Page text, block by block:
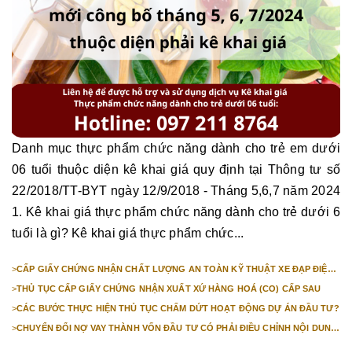
Danh mục thực phẩm chức năng dành cho trẻ em dưới
06 tuổi thuộc diện kê khai giá quy định tại Thông tư số
22/2018/TT-BYT ngày 12/9/2018 - Tháng 5,6,7 năm 2024
1. Kê khai giá thực phẩm chức năng dành cho trẻ dưới 6
tuổi là gì? Kê khai giá thực phẩm chức...
>CẤP GIẤY CHỨNG NHẬN CHẤT LƯỢNG AN TOÀN KỸ THUẬT XE ĐẠP ĐIỆN
>THỦ TỤC CẤP GIẤY CHỨNG NHẬN XUẤT XỨ HÀNG HOÁ (CO) CẤP SAU
>CÁC BƯỚC THỰC HIỆN THỦ TỤC CHẤM DỨT HOẠT ĐỘNG DỰ ÁN ĐẦU TƯ?
>CHUYỂN ĐỔI NỢ VAY THÀNH VỐN ĐẦU TƯ CÓ PHẢI ĐIỀU CHỈNH NỘI DUNG